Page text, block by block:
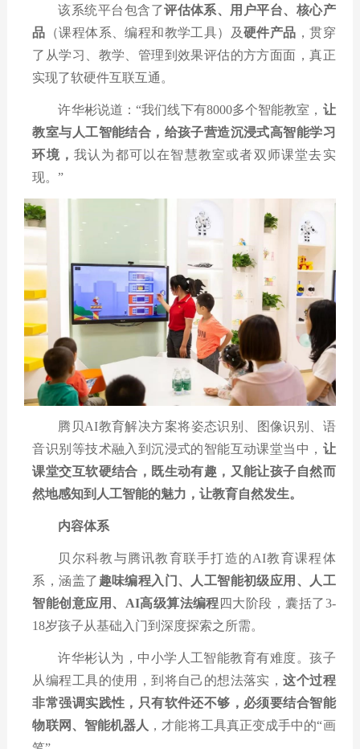
该系统平台包含了评估体系、用户平台、核心产
品 （课程体系、编程和教学工具）及硬件产品 ，贯穿
了从学习、教学、管理到效果评估的方方面面，真正
实现了软硬件互联互通。
许华彬说道：“我们线下有8000多个智能教室， 让
教室与人工智能结合，给孩子营造沉浸式高智能学习
环境，我认为都可以在智慧教室或者双师课堂去实
现。”
腾贝AI教育解决方案将姿态识别、图像识别、语
音识别等技术融入到沉浸式的智能互动课堂当中， 让
课堂交互软硬结合，既生动有趣，又能让孩子自然而
然地感知到人工智能的魅力，让教育自然发生。
内容体系
贝尔科教与腾讯教育联手打造的AI教育课程体
系，涵盖了 趣味编程入门、人工智能初级应用、人工
智能创意应用、 AI高级算法编程 四大阶段，囊括了3-
18岁孩子从基础入门到深度探索之所需。
许华彬认为，中小学人工智能教育有难度。孩子
从编程工具的使用，到将自己的想法落实，这个过程
非常强调实践性，只有软件还不够，必须要结合智能
物联网、智能机器人 ，才能将工具真正变成手中的“画